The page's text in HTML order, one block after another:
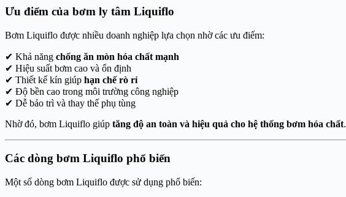
Ưu điểm của bơm ly tâm Liquiflo
Bơm Liquiflo được nhiều doanh nghiệp lựa chọn nhờ các ưu điểm:
✔ Khả năng chống ăn mòn hóa chất mạnh
✔ Hiệu suất bơm cao và ổn định
✔ Thiết kế kín giúp hạn chế rò rỉ
✔ Độ bền cao trong môi trường công nghiệp
✔ Dễ bảo trì và thay thế phụ tùng
Nhờ đó, bơm Liquiflo giúp tăng độ an toàn và hiệu quả cho hệ thống bơm hóa chất.
Các dòng bơm Liquiflo phổ biến
Một số dòng bơm Liquiflo được sử dụng phổ biến: